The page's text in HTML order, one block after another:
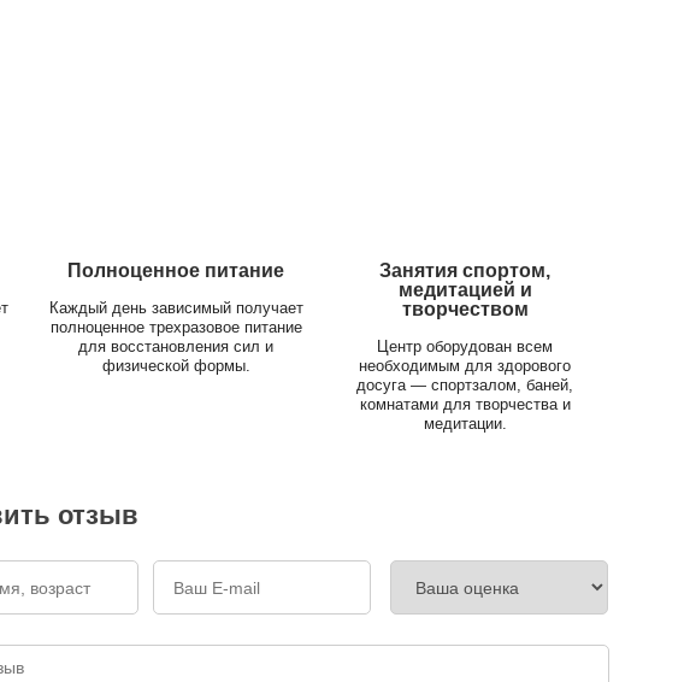
Полноценное питание
Каждый день зависимый получает
полноценное трехразовое питание
для восстановления сил и
физической формы.
Занятия спортом,
медитацией и
творчеством
Центр оборудован всем
необходимым для здорового
досуга — спортзалом, баней,
комнатами для творчества и
медитации.
отзыв